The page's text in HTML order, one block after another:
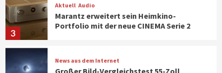
3
Aktuell Audio
Marantz erweitert sein Heimkino-
Portfolio mit der neue CINEMA Serie 2
News aus dem Internet
Großer Bild-Vergleichstest 55-Zoll